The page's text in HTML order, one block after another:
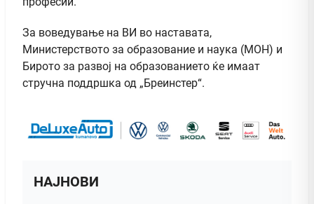
За воведување на ВИ во наставата,
Министерството за образование и наука (МОН) и
Бирото за развој на образованието ќе имаат
стручна поддршка од „Бреинстер“.
НАЈНОВИ